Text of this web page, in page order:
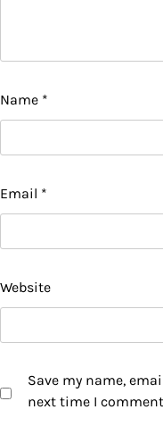
Name *
Email *
Website
Save my name,
next time I